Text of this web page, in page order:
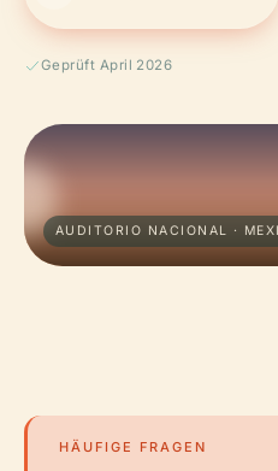
Geprüft April 2026
AUDITORIO NACIONAL ·
HÄUFIGE FRAGEN